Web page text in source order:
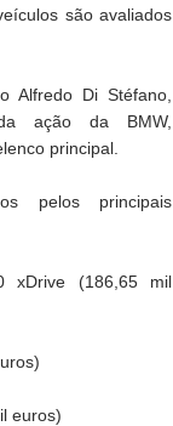
são avaliados
Alfredo Di Stéfano,
ação da BMW,
principal.
pelos principais
xDrive (186,65 mil
euros)